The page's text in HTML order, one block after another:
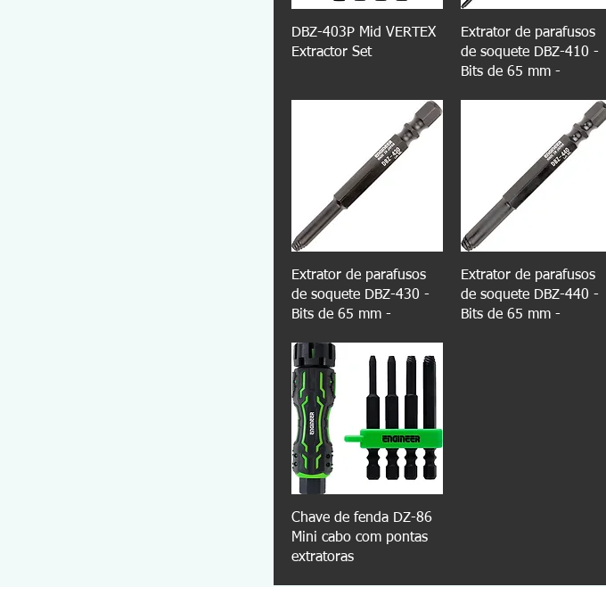
DBZ-403P Mid VERTEX
Extractor Set
Extrator de parafusos
de soquete DBZ-410 -
Bits de 65 mm -
Extrator de parafusos
de soquete DBZ-430 -
Bits de 65 mm -
Extrator de parafusos
de soquete DBZ-440 -
Bits de 65 mm -
Chave de fenda DZ-86
Mini cabo com pontas
extratoras